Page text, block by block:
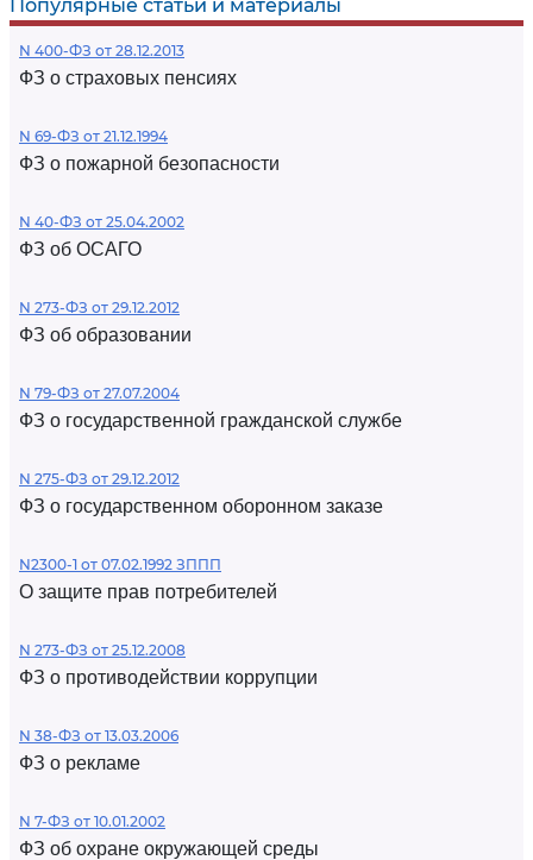
Популярные статьи и материалы
N 400-ФЗ от 28.12.2013
ФЗ о страховых пенсиях
N 69-ФЗ от 21.12.1994
ФЗ о пожарной безопасности
N 40-ФЗ от 25.04.2002
ФЗ об ОСАГО
N 273-ФЗ от 29.12.2012
ФЗ об образовании
N 79-ФЗ от 27.07.2004
ФЗ о государственной гражданской службе
N 275-ФЗ от 29.12.2012
ФЗ о государственном оборонном заказе
N2300-1 от 07.02.1992 ЗППП
О защите прав потребителей
N 273-ФЗ от 25.12.2008
ФЗ о противодействии коррупции
N 38-ФЗ от 13.03.2006
ФЗ о рекламе
N 7-ФЗ от 10.01.2002
ФЗ об охране окружающей среды